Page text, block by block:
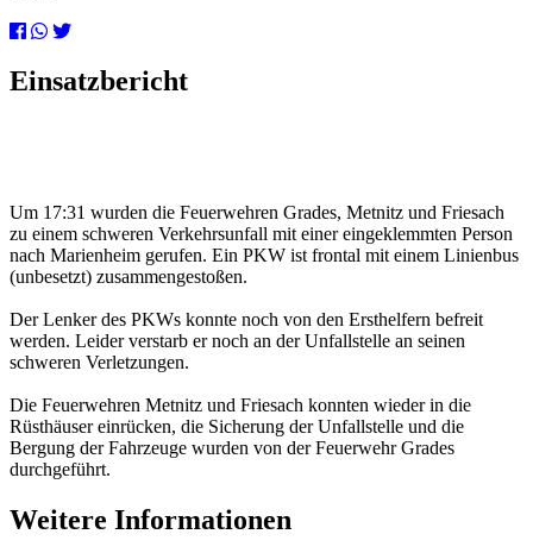
Einsatzbericht
Um 17:31 wurden die Feuerwehren Grades, Metnitz und Friesach
zu einem schweren Verkehrsunfall mit einer eingeklemmten Person
nach Marienheim gerufen. Ein PKW ist frontal mit einem Linienbus
(unbesetzt) zusammengestoßen.
Der Lenker des PKWs konnte noch von den Ersthelfern befreit
werden. Leider verstarb er noch an der Unfallstelle an seinen
schweren Verletzungen.
Die Feuerwehren Metnitz und Friesach konnten wieder in die
Rüsthäuser einrücken, die Sicherung der Unfallstelle und die
Bergung der Fahrzeuge wurden von der Feuerwehr Grades
durchgeführt.
Weitere Informationen